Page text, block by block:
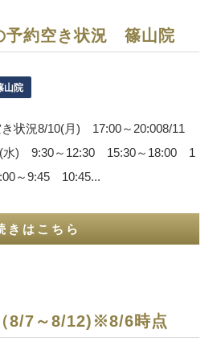
約空き状況 篠山院
山院
状況8/10(月) 17:00～20:008/11
水) 9:30～12:30 15:30～18:00 1
～9:45 10:45...
きはこちら
8/7～8/12)※8/6時点